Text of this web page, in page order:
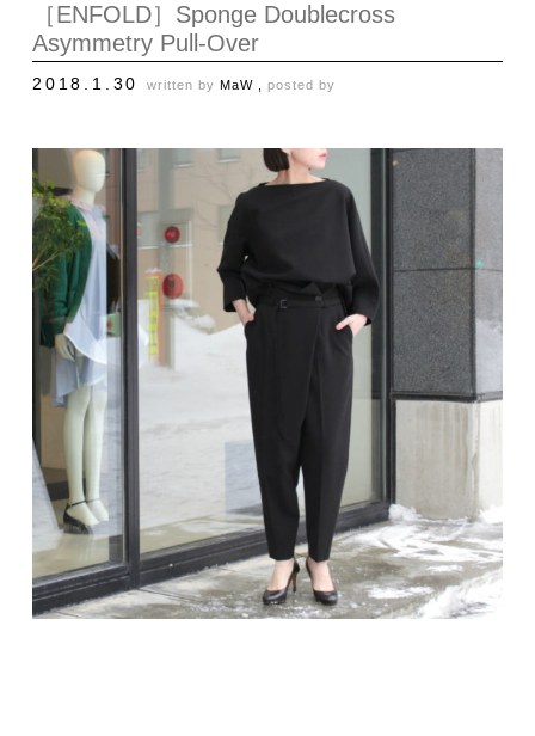
［ENFOLD］Sponge Doublecross
Asymmetry Pull-Over
2018.1.30 written by MaW , posted by